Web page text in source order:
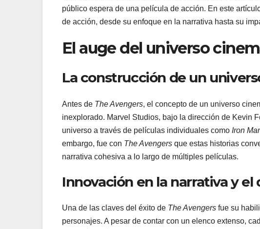
público espera de una película de acción. En este
de acción, desde su enfoque en la narrativa hasta su
El auge del universo
La construcción de un
Antes de The Avengers, el concepto de un universo
inexplorado. Marvel Studios, bajo la dirección de Kevin
universo a través de películas individuales como Iron
embargo, fue con The Avengers que estas historias
narrativa cohesiva a lo largo de múltiples películas.
Innovación en la narrativa y
Una de las claves del éxito de The Avengers fue su
personajes. A pesar de contar con un elenco extenso,